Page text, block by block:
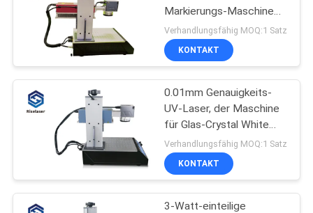
Präzisions-Faser-
Laser-
Schneidemaschine
Schmuck-Laser-
Schweißgerät
146
Markierungs-Maschine
für Metall
Verhandlungsfähig MOQ:1 Satz
KONTAKT
0.01mm Genauigkeits-
UV-Laser, der Maschine
für Glas-Crystal White
Plastic markiert
Verhandlungsfähig MOQ:1 Satz
KONTAKT
3-Watt-einteilige